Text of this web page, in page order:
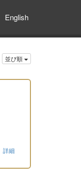
English
並び順
詳細